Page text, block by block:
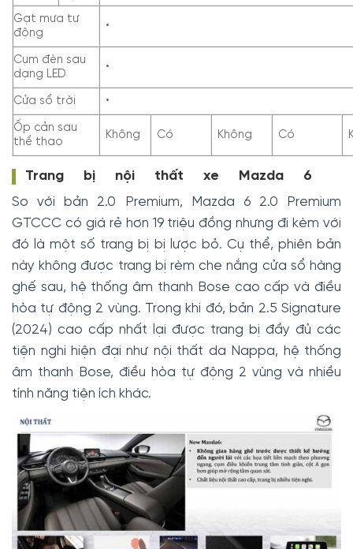
Gạt mưa tự
động
•
Cụm đèn sau
dạng LED
•
Cửa sổ trời •
Ốp cản sau
thể thao
Không Có Không Có
Trang bị nội thất xe Mazda 6
So với bản 2.0 Premium, Mazda 6 2.0 Premium
GTCCC có giá rẻ hơn 19 triệu đồng nhưng đi kèm với
đó là một số trang bị bị lược bỏ. Cụ thể, phiên bản
này không được trang bị rèm che nắng cửa sổ hàng
ghế sau, hệ thống âm thanh Bose cao cấp và điều
hòa tự động 2 vùng. Trong khi đó, bản 2.5 Signature
(2024) cao cấp nhất lại được trang bị đầy đủ các
tiện nghi hiện đại như nội thất da Nappa, hệ thống
âm thanh Bose, điều hòa tự động 2 vùng và nhiều
tính năng tiện ích khác.